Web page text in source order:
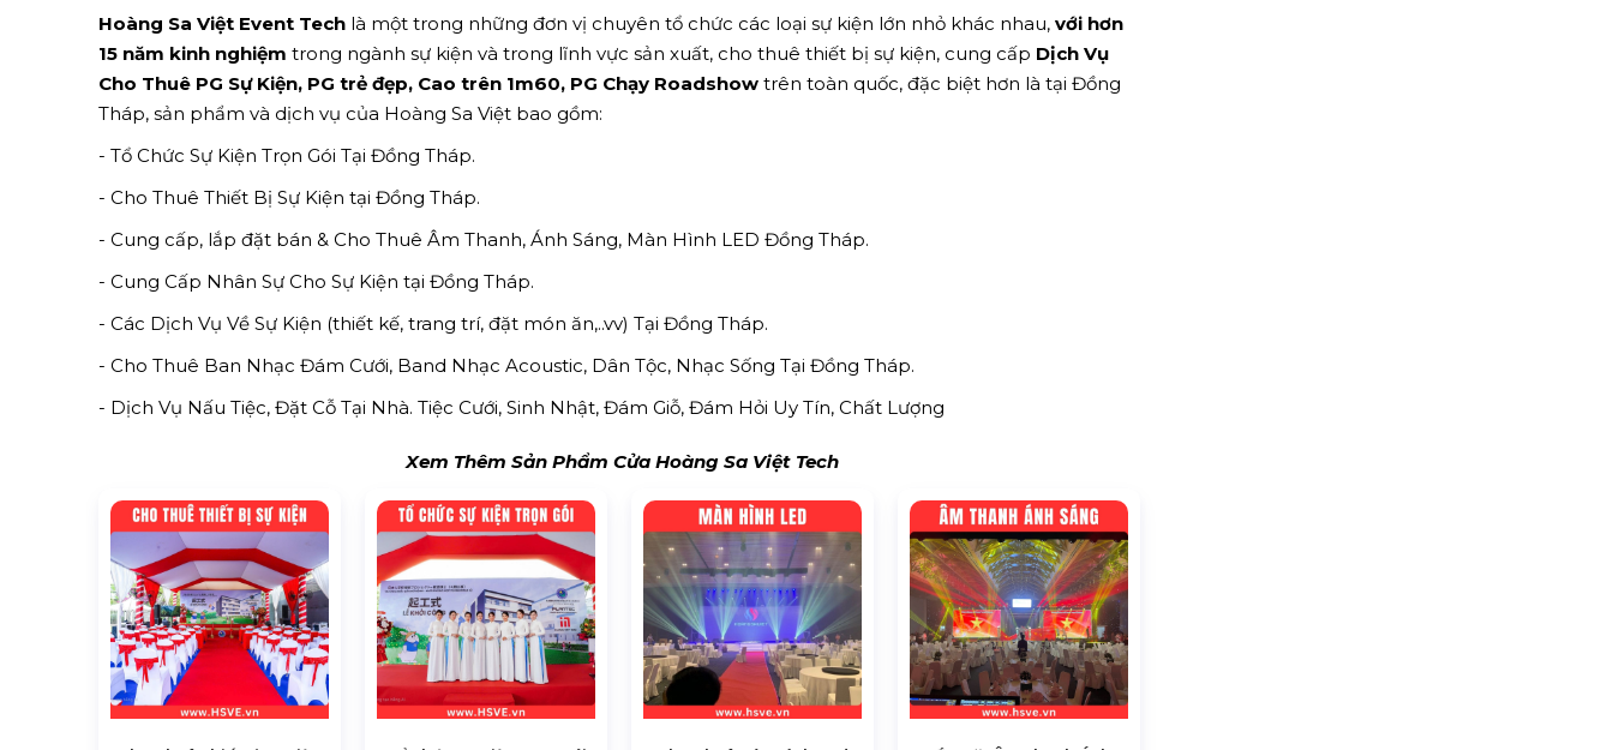
Hoàng Sa Việt Event Tech là một trong những đơn vị chuyên tổ chức các loại sự kiện lớn nhỏ khác nhau, với hơn
15 năm kinh nghiệm trong ngành sự kiện và trong lĩnh vực sản xuất, cho thuê thiết bị sự kiện, cung cấp Dịch Vụ
Cho Thuê PG Sự Kiện, PG trẻ đẹp, Cao trên 1m60, PG Chạy Roadshow trên toàn quốc, đặc biệt hơn là tại Đồng
Tháp, sản phẩm và dịch vụ của Hoàng Sa Việt bao gồm:
- Tổ Chức Sự Kiện Trọn Gói Tại Đồng Tháp.
- Cho Thuê Thiết Bị Sự Kiện tại Đồng Tháp.
- Cung cấp, lắp đặt bán & Cho Thuê Âm Thanh, Ánh Sáng, Màn Hình LED Đồng Tháp.
- Cung Cấp Nhân Sự Cho Sự Kiện tại Đồng Tháp.
- Các Dịch Vụ Về Sự Kiện (thiết kế, trang trí, đặt món ăn,..vv) Tại Đồng Tháp.
- Cho Thuê Ban Nhạc Đám Cưới, Band Nhạc Acoustic, Dân Tộc, Nhạc Sống Tại Đồng Tháp.
- Dịch Vụ Nấu Tiệc, Đặt Cỗ Tại Nhà. Tiệc Cưới, Sinh Nhật, Đám Giỗ, Đám Hỏi Uy Tín, Chất Lượng
Xem Thêm Sản Phẩm Cửa Hoàng Sa Việt Tech